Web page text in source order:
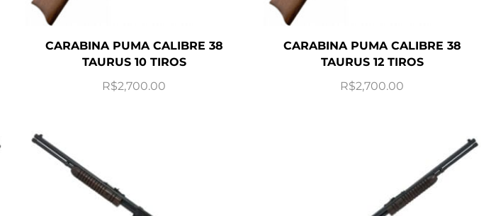
CARABINA PUMA CALIBRE 38
TAURUS 10 TIROS
R$2,700.00
CARABINA PUMA CALIBRE 38
TAURUS 12 TIROS
R$2,700.00